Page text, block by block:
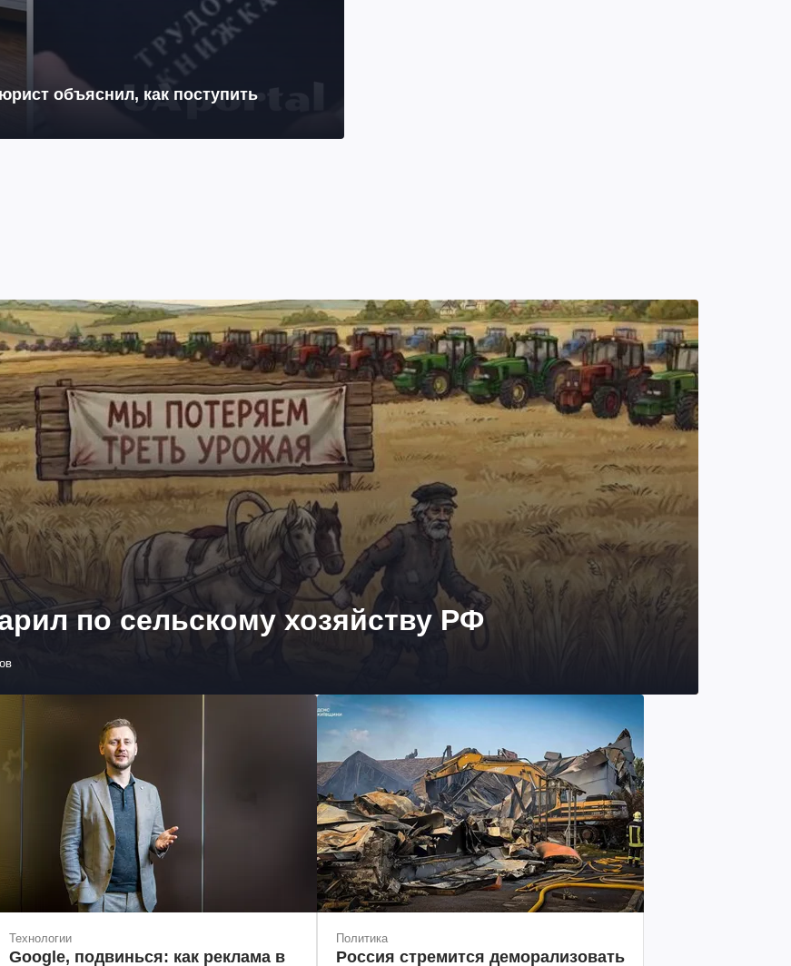
объяснил, как поступить
по сельскому хозяйству РФ
Технологии
Google, подвинься: как реклама в
Политика
Россия стремится деморализовать